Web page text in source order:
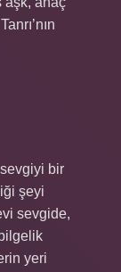
bir
şeyi
sevgide,
yeri